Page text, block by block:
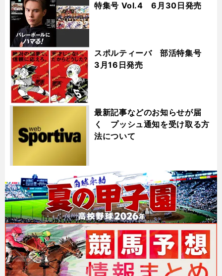
特集号 Vol.4 6月30日発売
スポルティーバ 部活特集号
3月16日発売
最新記事などのお知らせが届
く プッシュ通知を受け取る方
法について